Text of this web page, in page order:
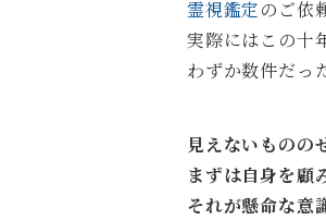
霊視鑑定のご依
実際にはこの十
わずか数件だっ
見えないものの
まずは自身を顧
それが懸命な意